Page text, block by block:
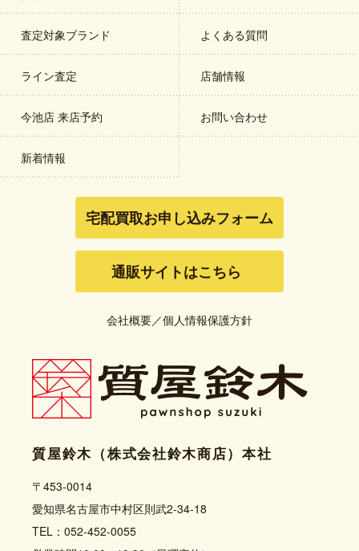
査定対象ブランド よくある質問
ライン査定 店舗情報
今池店 来店予約 お問い合わせ
新着情報
宅配買取お申し込みフォーム
通販サイトはこちら
会社概要／個人情報保護方針
質屋鈴木（株式会社鈴木商店）本社
〒453-0014
愛知県名古屋市中村区則武2-34-18
TEL：052-452-0055